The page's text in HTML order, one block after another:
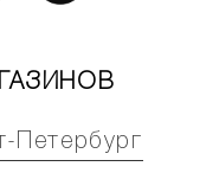
Петербург